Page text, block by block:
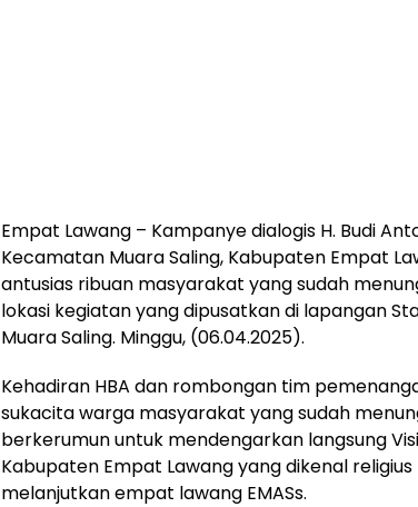
Empat Lawang – Kampanye dialogis H. Budi
Kecamatan Muara Saling, Kabupaten Empat
antusias ribuan masyarakat yang sudah
lokasi kegiatan yang dipusatkan di lapangan
Muara Saling. Minggu, (06.04.2025).
Kehadiran HBA dan rombongan tim
sukacita warga masyarakat yang sudah
berkerumun untuk mendengarkan langsung
Kabupaten Empat Lawang yang dikenal
melanjutkan empat lawang EMASs.